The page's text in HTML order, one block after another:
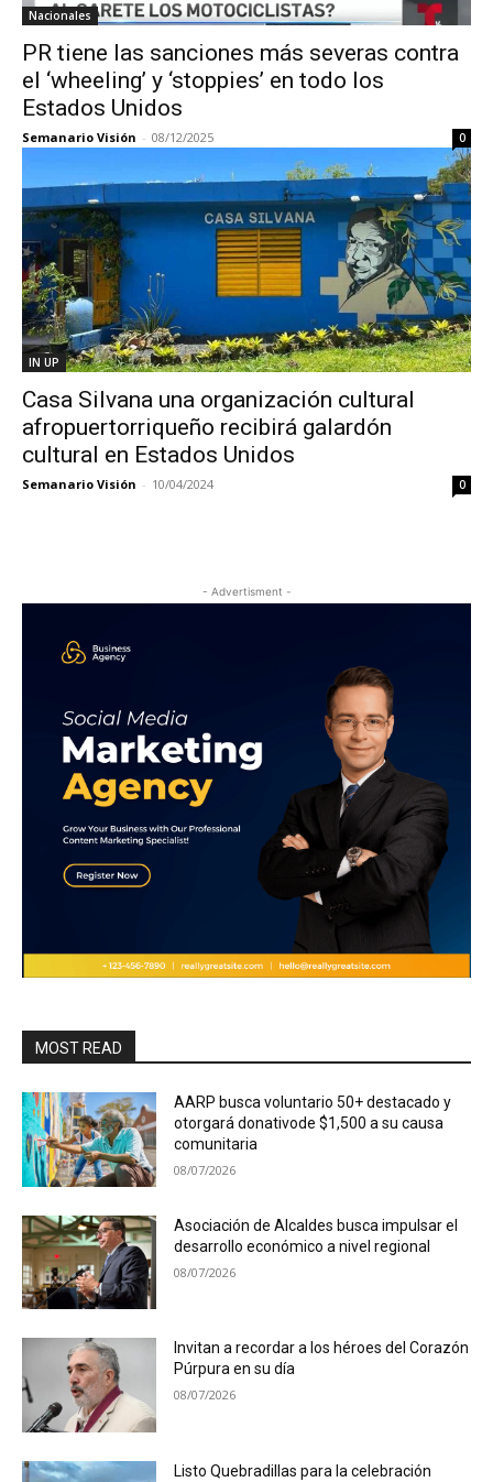
Nacionales
PR tiene las sanciones más severas contra
el ‘wheeling’ y ‘stoppies’ en todo los
Estados Unidos
Semanario Visión - 08/12/2025 0
IN UP
Casa Silvana una organización cultural
afropuertorriqueño recibirá galardón
cultural en Estados Unidos
Semanario Visión - 10/04/2024 0
- Advertisment -
MOST READ
AARP busca voluntario 50+ destacado y
otorgará donativode $1,500 a su causa
comunitaria
08/07/2026
Asociación de Alcaldes busca impulsar el
desarrollo económico a nivel regional
08/07/2026
Invitan a recordar a los héroes del Corazón
Púrpura en su día
08/07/2026
Listo Quebradillas para la celebración